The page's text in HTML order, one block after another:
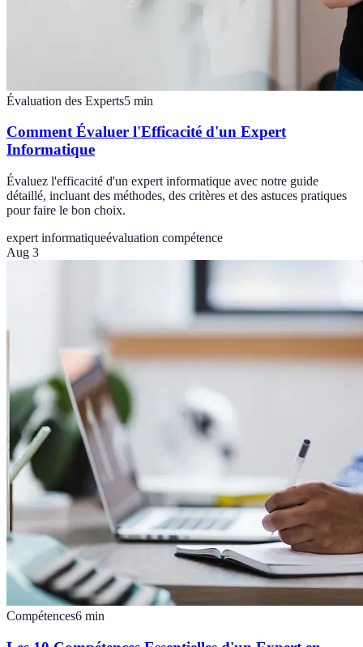
Évaluation des Experts5 min
Comment Évaluer l'Efficacité d'un Expert
Informatique
Évaluez l'efficacité d'un expert informatique avec notre guide
détaillé, incluant des méthodes, des critères et des astuces pratiques
pour faire le bon choix.
expert informatiqueévaluation compétence
Aug 3
Compétences6 min